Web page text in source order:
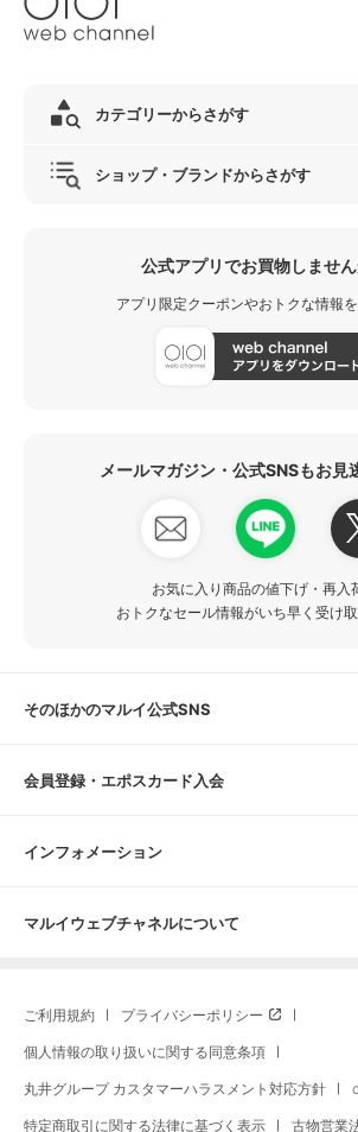
カテゴリーからさがす
ショップ・ブランドからさがす
公式アプリでお買物しません
アプリ限定クーポンやおトクな情報を
メールマガジン・公式SNSもお見
お気に入り商品の値下げ・再入
おトクなセール情報がいち早く受け取
そのほかのマルイ公式SNS
会員登録・エポスカード入会
インフォメーション
マルイウェブチャネルについて
ご利用規約 プライバシーポリシー
個人情報の取り扱いに関する同意条項
丸井グループ カスタマーハラスメント対応方針
特定商取引に関する法律に基づく表示 古物営業